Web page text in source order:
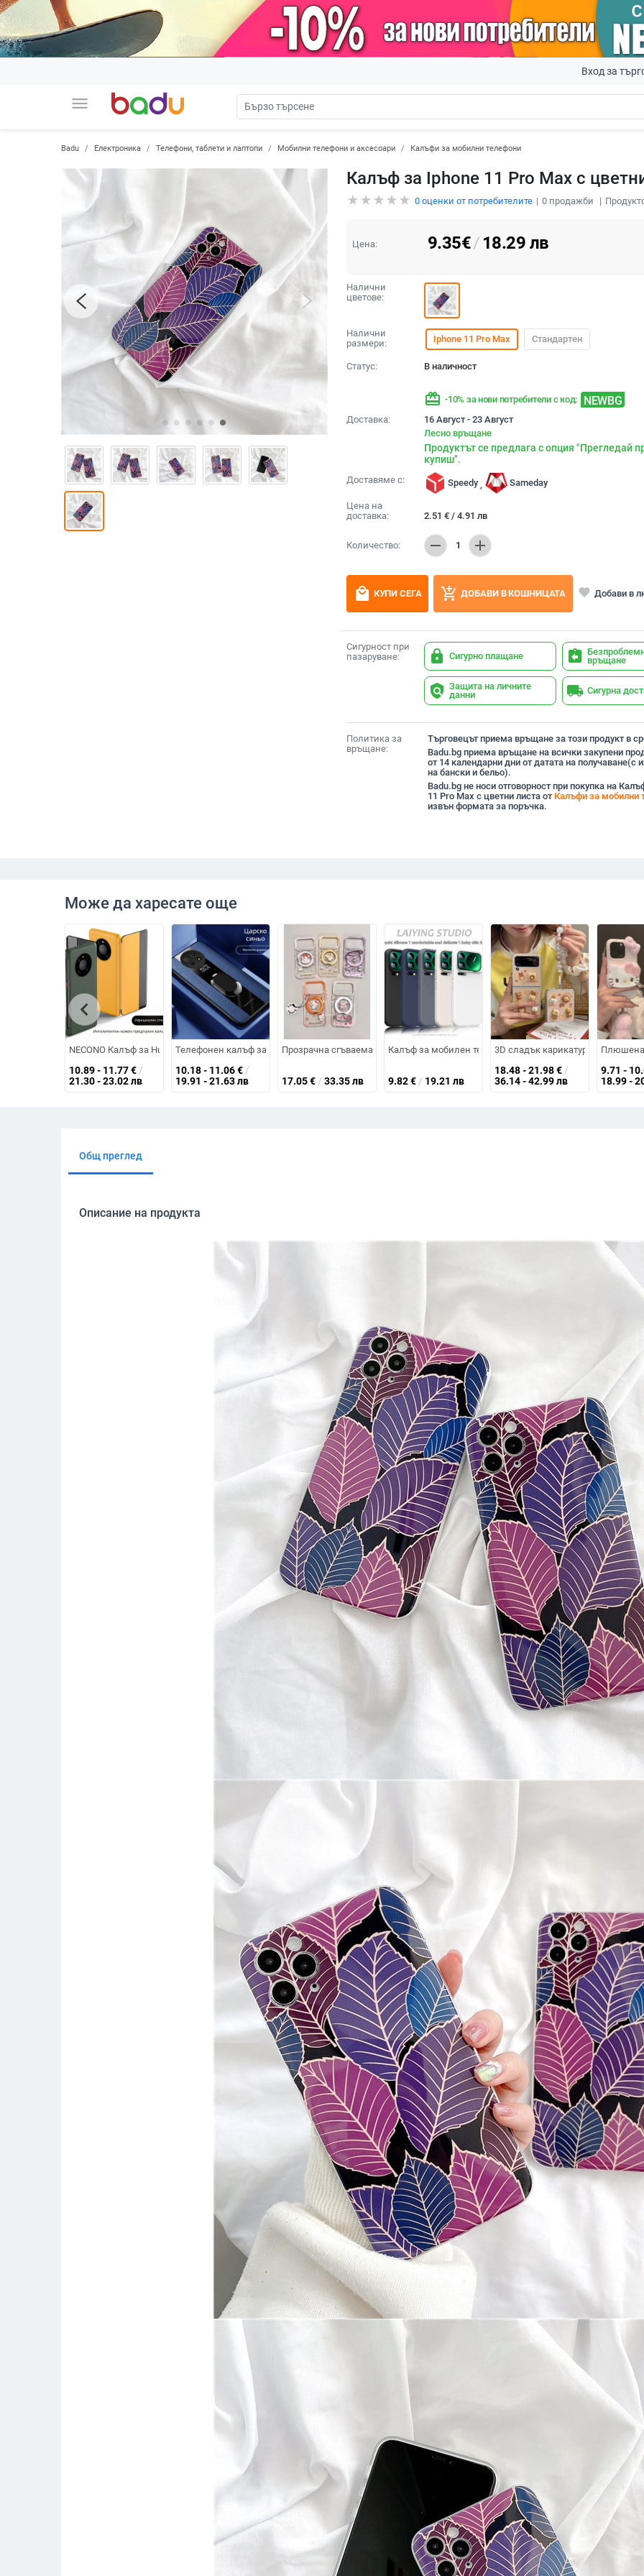
menu
Вход за
Badu Електроника Телефони, таблети и лаптопи Мобилни телефони и аксесоари Калъфи за мобилни телефони
Калъф за Iphone 11 Pro Max с
0оценки от потребителите 0продажби
Цена: 9.35€/ 18.29 лв
Налични
цветове:
Налични
размери:
Iphone 11 Pro Max Стандартен
Статус: В наличност
redeem -10% за нови потребители с код: NEWBG
Доставка:
16 Август - 23 Август
Лесно връщане
Продуктът се предлага с опция "Прегледай
купиш".
Доставяме с: Speedy , Sameday
Цена на
доставка:
2.51 € / 4.91 лв
Количество: remove 1 add
local_mall КУПИ СЕГА add_shopping_cart ДОБАВИ В КОШНИЦАТА favorite Добави в
Сигурност при
пазаруване:
lock Сигурно плащане assignment_return връщане
policy Защита на личните
данни
local_shipping Сигурна
Политика за
връщане:
Търговецът приема връщане за този продукт в
Badu.bg приема връщане на всички закупени
от 14 календарни дни от датата на получаване(с
на бански и бельо).
Badu.bg не носи отговорност при покупка на
11 Pro Max с цветни листа от Калъфи за мобилни
извън формата за поръчка.
Може да харесате още
NECONO Калъф за Huawei Mate40 Pro+ с пълна защита и матова PU кожа, удароустойчив, разсейване на топлината,
10.89 - 11.77€ /
21.30 - 23.02 лв
Телефонен калъф за Huawei Enjoy 60x: силиконов корпус със матово покритие, защита срещу
10.18 - 11.06€ /
19.91 - 21.63 лв
Прозрачна сгъваема стойка за калъфи на iPhone 15/16 Pro и 17 Pro Max
17.05€ / 33.35 лв
Калъф за мобилен телефон от течен силикон за Xiaomi
9.82€ / 19.21 лв
3D сладък карикатурен TPU
18.48 - 21.98€ /
36.14 - 42.99 лв
Плюшена
9.71 -
18.99 -
chevron_left
Общ преглед
Описание на продукта